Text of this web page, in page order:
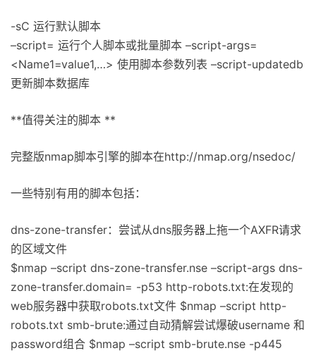
-sC 运行默认脚本
–script= 运行个人脚本或批量脚本 –script-args=
<Name1=value1,…> 使用脚本参数列表 –script-updatedb
更新脚本数据库
**值得关注的脚本 **
完整版nmap脚本引擎的脚本在http://nmap.org/nsedoc/
一些特别有用的脚本包括：
dns-zone-transfer：尝试从dns服务器上拖一个AXFR请求
的区域文件
$nmap –script dns-zone-transfer.nse –script-args dns-
zone-transfer.domain= -p53 http-robots.txt:在发现的
web服务器中获取robots.txt文件 $nmap –script http-
robots.txt smb-brute:通过自动猜解尝试爆破username 和
password组合 $nmap –script smb-brute.nse -p445